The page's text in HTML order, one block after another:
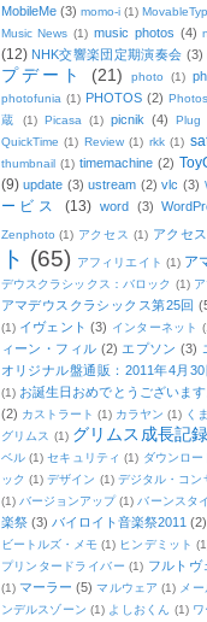
MobileMe (3) momo-i (1)
Music News (1) music photos (4)
(12) NHK交響楽団定期演奏会 (3)
プデート
(21) photo (1)
photofunia (1) PHOTOS (2)
蔵
(1) Picasa (1) picnik (4) Plug
QuickTime (1) Review (1) rkk (1)
thumbnail (1) timemachine (2)
(9) update (3) ustream (2) vlc (3)
ービス
(13) word (3)
Zenphoto (1) アクセス (1) アクセ
ト (65) アフィリエイト (1) ア
デウスクラシックス：バロック (1)
アマデウスクラシックス第25回
(1) イヴェント (3) インターネット
ィーン・フィル (2) エプソン (3)
オリジナル盤通販：2011年4月30
(1) お誕生日おめでとうございます
(2) カストラート (1) カラヤン (1) く
グリムス (1) グリムス成長記録
ベル (1) セキュリティ (1) ダウンロー
ック (1) デザイン (1) デジタル・コン
(1) バージョンアップ (1) バーンスタ
楽祭 (3) バイロイト音楽祭2011 (2)
ビートルズ・メモ (1) ヒンデミット
プリンタードライバー (1) フルトヴ
(1) マーラー (5) マルウェア (1) メ
ンデルスゾーン (1) よしおくん (1)